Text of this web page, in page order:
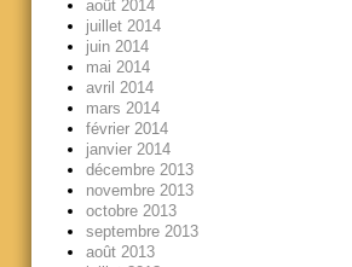
août 2014
juillet 2014
juin 2014
mai 2014
avril 2014
mars 2014
février 2014
janvier 2014
décembre 2013
novembre 2013
octobre 2013
septembre 2013
août 2013